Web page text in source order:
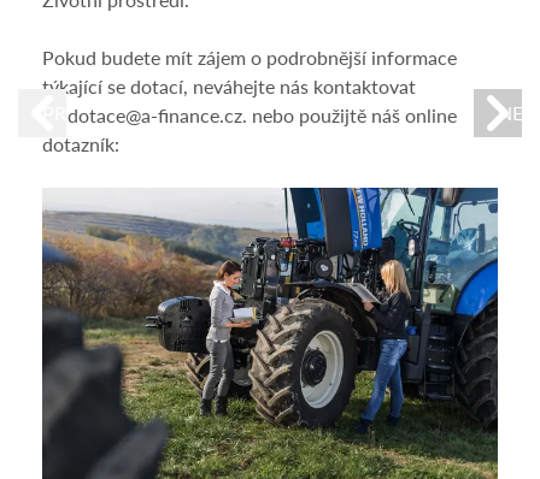
PREVIOUS
Pokud budete mít zájem o podrobnější informace
týkající se dotací, neváhejte nás kontaktovat
na dotace@a-finance.cz. nebo použijtě náš online
dotazník: